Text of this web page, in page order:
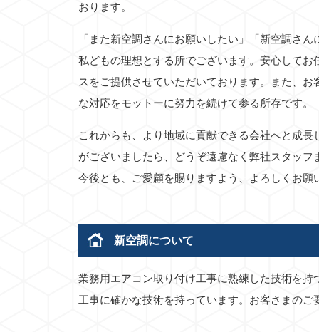
おります。
「また新空調さんにお願いしたい」「新空調さ
私どもの理想とする所でございます。安心して
スをご提供させていただいております。また、
な対応をモットーに努力を続けて参る所存です。
これからも、より地域に貢献できる会社へと成
がございましたら、どうぞ遠慮なく弊社スタッ
今後とも、ご愛顧を賜りますよう、よろしくお願
新空調について
業務用エアコン取り付け工事に熟練した技術を
工事に確かな技術を持っています。お客さまの